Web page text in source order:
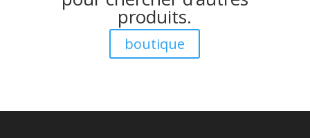
produits.
boutique